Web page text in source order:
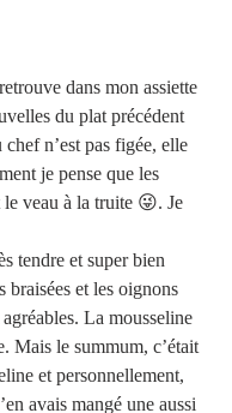
dans mon assiette
du plat précédent
n’est pas figée, elle
je pense que les
le veau à la truite 😜. Je
tendre et super bien
braisées et les oignons
La mousseline
Mais le summum, c’était
et personnellement,
avais mangé une aussi